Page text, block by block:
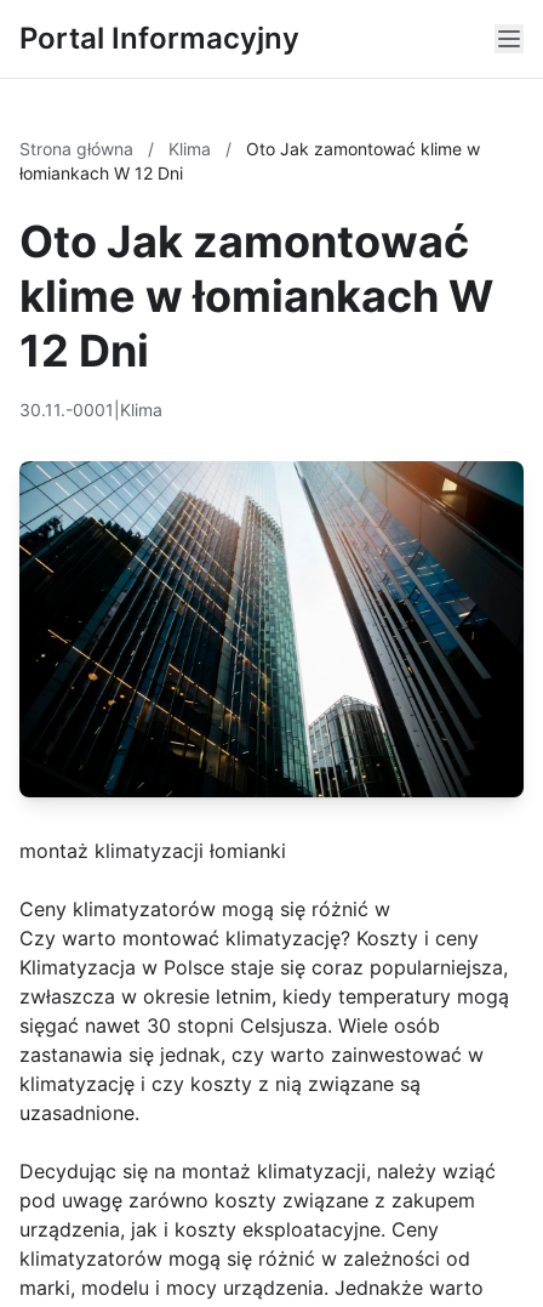
Portal Informacyjny
Strona główna / Klima /
Oto Jak zamontować klime w
łomiankach W 12 Dni
Oto Jak zamontować
klime w łomiankach W
12 Dni
30.11.-0001 Klima
montaż klimatyzacji łomianki
Ceny klimatyzatorów mogą się różnić w
Czy warto montować klimatyzację? Koszty i ceny
Klimatyzacja w Polsce staje się coraz popularniejsza,
zwłaszcza w okresie letnim, kiedy temperatury mogą
sięgać nawet 30 stopni Celsjusza. Wiele osób
zastanawia się jednak, czy warto zainwestować w
klimatyzację i czy koszty z nią związane są
uzasadnione.
Decydując się na montaż klimatyzacji, należy wziąć
pod uwagę zarówno koszty związane z zakupem
urządzenia, jak i koszty eksploatacyjne. Ceny
klimatyzatorów mogą się różnić w zależności od
marki, modelu i mocy urządzenia. Jednakże warto